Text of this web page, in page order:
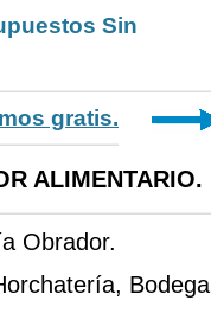
Sin
gratis.
ALIMENTARIO.
Obrador.
Bodega